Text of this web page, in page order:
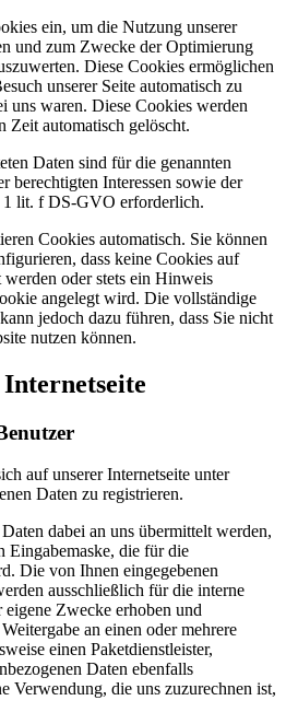
ein, um die Nutzung unserer
und zum Zwecke der Optimierung
Diese Cookies ermöglichen
unserer Seite automatisch zu
uns waren. Diese Cookies werden
Zeit automatisch gelöscht.
Daten sind für die genannten
berechtigten Interessen sowie der
lit. f DS-GVO erforderlich.
Cookies automatisch. Sie können
dass keine Cookies auf
oder stets ein Hinweis
angelegt wird. Die vollständige
jedoch dazu führen, dass Sie nicht
nutzen können.
auf unserer Internetseite unter
Daten zu registrieren.
dabei an uns übermittelt werden,
Eingabemaske, die für die
Die von Ihnen eingegebenen
ausschließlich für die interne
Zwecke erhoben und
an einen oder mehrere
einen Paketdienstleister,
Daten ebenfalls
Verwendung, die uns zuzurechnen ist,